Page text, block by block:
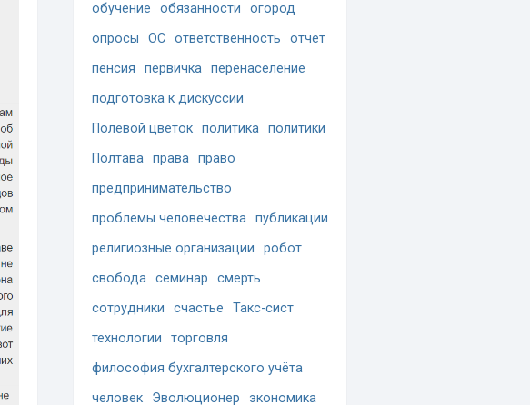
обучение
обязанности
огород
опросы
ОС ответственность
отчет
пенсия
первичка перенаселение
подготовка к дискуссии
Полевой цветок политика политики
Полтава права право
предпринимательство
проблемы человечества публикации
религиозные организации
робот
свобода семинар
смерть
сотрудники
счастье
Такс-сист
технологии
торговля
философия бухгалтерского учёта
человек
Эволюционер экономика